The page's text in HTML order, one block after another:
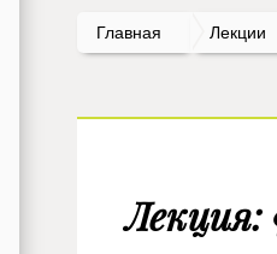
Главная Лекции